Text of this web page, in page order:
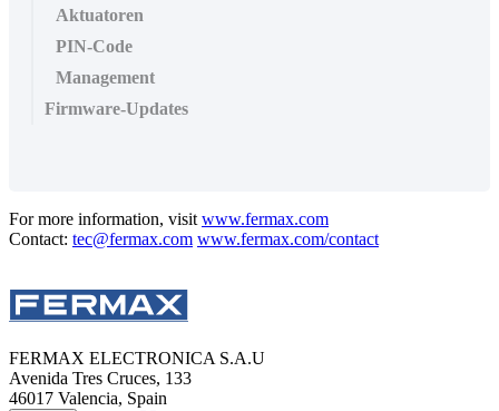
Aktuatoren
PIN-Code
Management
Firmware-Updates
For more information, visit www.fermax.com
Contact: tec@fermax.com www.fermax.com/contact
FERMAX ELECTRONICA S.A.U
Avenida Tres Cruces, 133
46017 Valencia, Spain